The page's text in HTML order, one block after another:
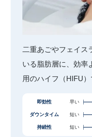
二重あごやフェイス
いる脂肪層に、効率
用のハイフ（HIFU）
即効性 早い
ダウンタイム 短い
持続性 短い